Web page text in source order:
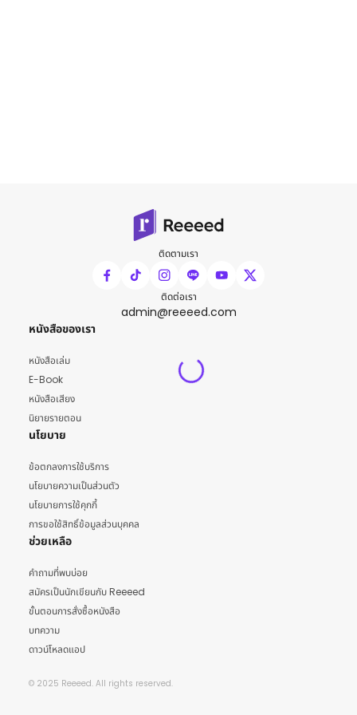
ติดตามเรา
ติดต่อเรา
admin@reeeed.com
หนังสือของเรา
หนังสือเล่ม
E-Book
หนังสือเสียง
นิยายรายตอน
นโยบาย
ข้อตกลงการใช้บริการ
นโยบายความเป็นส่วนตัว
นโยบายการใช้คุกกี้
การขอใช้สิทธิ์ข้อมูลส่วนบุคคล
ช่วยเหลือ
คำถามที่พบบ่อย
สมัครเป็นนักเขียนกับ Reeeed
ขั้นตอนการสั่งซื้อหนังสือ
บทความ
ดาวน์โหลดแอป
© 2025 Reeeed. All rights reserved.